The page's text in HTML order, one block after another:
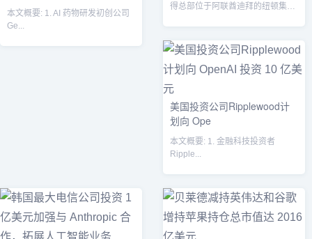
本文概要: 1. AI 药物研发初创公司
Ge...
得总部位于阿联酋迪拜的纽顿集团
美国投资公司Ripplewood计
划向 Ope
本文概要: 1. 金融科技投资者
Ripple...